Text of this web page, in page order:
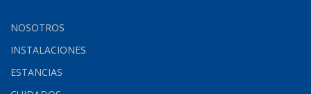
NOSOTROS
INSTALACIONES
ESTANCIAS